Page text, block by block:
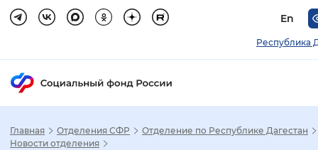
En
Республика
Главная Отделения СФР
Отделение по Республике Дагестан
Новости отделения